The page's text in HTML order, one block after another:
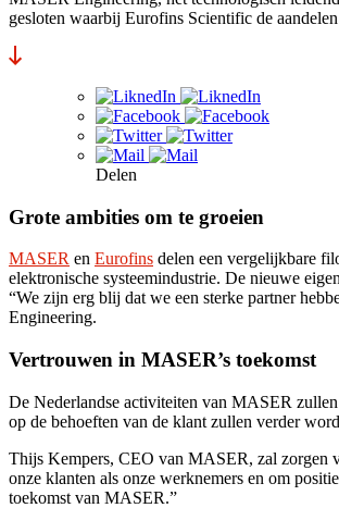
gesloten waarbij Eurofins Scientific de
Delen
Grote ambities om te groeien
MASER en Eurofins delen een vergelijkbare
elektronische systeemindustrie. De nieuwe
“We zijn erg blij dat we een sterke partner
Engineering.
Vertrouwen in MASER’s toekomst
De Nederlandse activiteiten van MASER
op de behoeften van de klant zullen verder
Thijs Kempers, CEO van MASER, zal zorgen
onze klanten als onze werknemers en om
toekomst van MASER.”